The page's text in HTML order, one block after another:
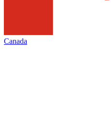
Canada